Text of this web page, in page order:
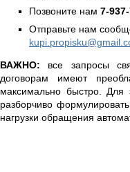
Позвоните нам 7-
Отправьте нам
ВАЖНО: все запросы
договорам имеют
максимально быстро.
разборчиво
нагрузки обращения